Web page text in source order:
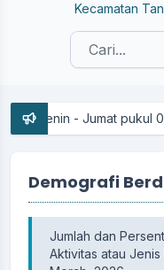
Kecamatan
Senin - Jumat pukul
Demografi
Jumlah dan
Aktivitas atau